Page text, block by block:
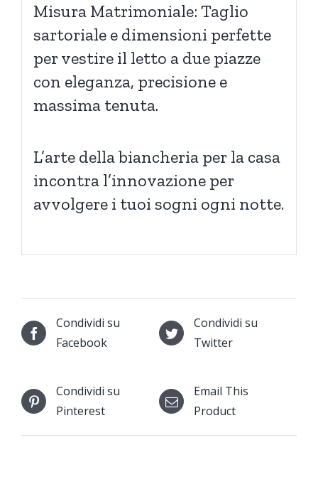
Misura Matrimoniale: Taglio
sartoriale e dimensioni perfette
per vestire il letto a due piazze
con eleganza, precisione e
massima tenuta.
L’arte della biancheria per la casa
incontra l’innovazione per
avvolgere i tuoi sogni ogni notte.
Condividi su
Facebook
Condividi su
Twitter
Condividi su
Pinterest
Email This
Product